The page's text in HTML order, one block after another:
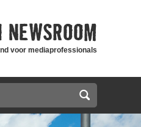
NEWSROOM
voor mediaprofessionals